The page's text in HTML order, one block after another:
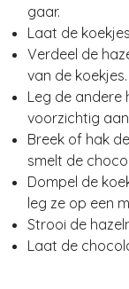
gaar.
Laat de
Verdeel de
van de koekjes.
Leg de andere
voorzichtig
Breek of hak
smelt de
Dompel de
leg ze op een
Strooi de
Laat de